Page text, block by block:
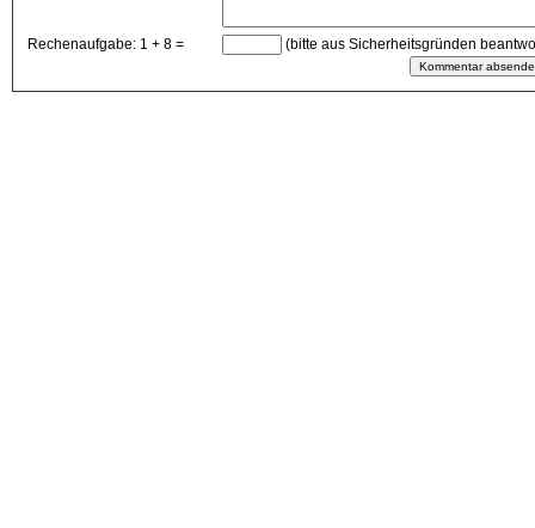
Rechenaufgabe: 1 + 8 = (bitte aus Sicherheitsgründen